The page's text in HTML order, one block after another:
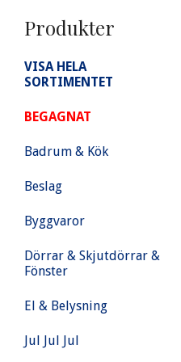
Produkter
VISA HELA
SORTIMENTET
BEGAGNAT
Badrum & Kök
Beslag
Byggvaror
Dörrar & Skjutdörrar &
Fönster
El & Belysning
Jul Jul Jul